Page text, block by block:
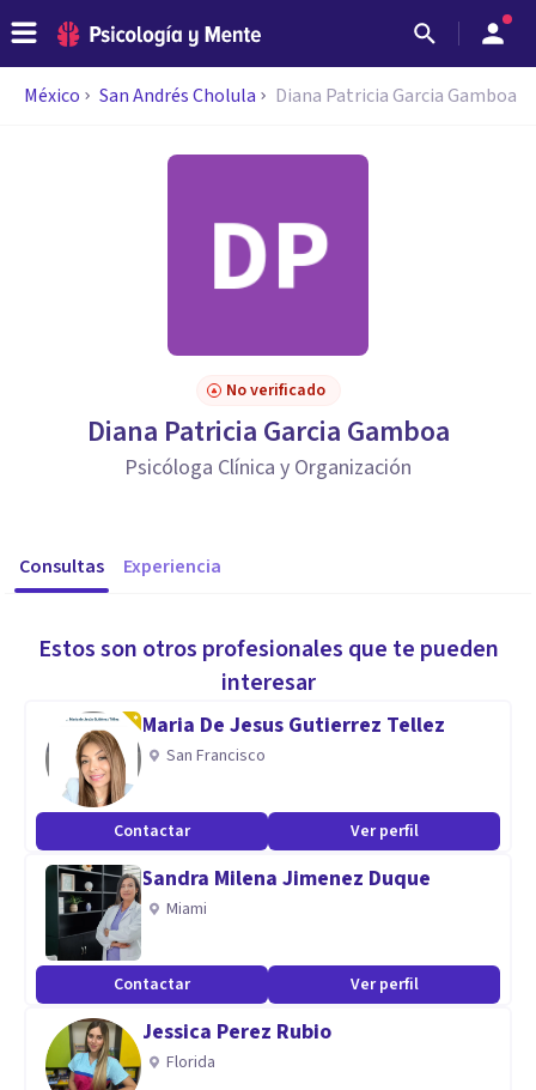
México San Andrés Cholula Diana Patricia Garcia Gamboa
No verificado
Diana Patricia Garcia Gamboa
Psicóloga Clínica y Organización
Consultas Experiencia
Estos son otros profesionales que te pueden
interesar
Maria De Jesus Gutierrez Tellez
San Francisco
Contactar Ver perfil
Sandra Milena Jimenez Duque
Miami
Contactar Ver perfil
Jessica Perez Rubio
Florida